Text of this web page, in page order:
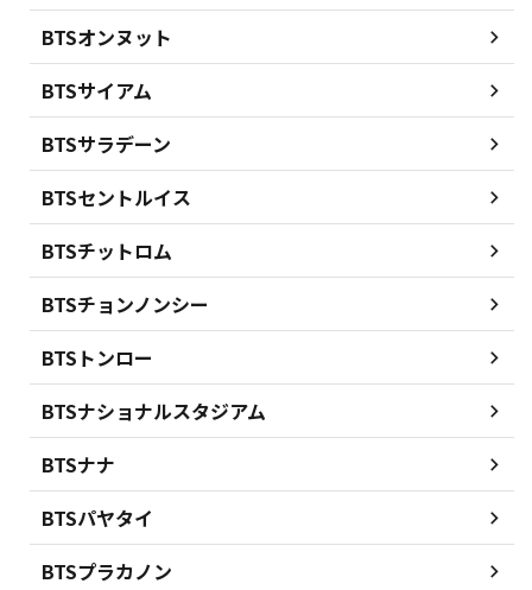
BTSオンヌット
BTSサイアム
BTSサラデーン
BTSセントルイス
BTSチットロム
BTSチョンノンシー
BTSトンロー
BTSナショナルスタジアム
BTSナナ
BTSパヤタイ
BTSプラカノン